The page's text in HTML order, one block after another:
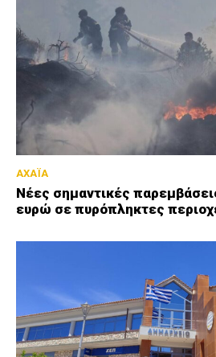
ΑΧΑΪΑ
Νέες σημαντικές
ευρώ σε πυρόπληκτες